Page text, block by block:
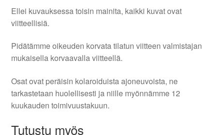
Ellei kuvauksessa toisin mainita, kaikki kuvat ovat
viitteellisiä.
Pidätämme oikeuden korvata tilatun viitteen valmistajan
mukaisella korvaavalla viitteellä.
Osat ovat peräisin kolaroiduista ajoneuvoista, ne
tarkastetaan huolellisesti ja niille myönnämme 12
kuukauden toimivuustakuun.
Tutustu myös